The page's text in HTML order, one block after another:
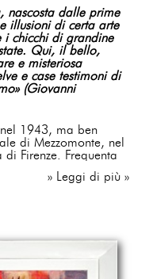
nascosta dalle prime
illusioni di certa arte
i chicchi di grandine
Qui, il bello,
e misteriosa
e case testimoni di
(Giovanni
nel 1943, ma ben
di Mezzomonte, nel
Firenze. Frequenta
Maria Maltoni. Ciò
e delicatezza
dalla qualità
guida della Maltoni,
» Leggi di più »